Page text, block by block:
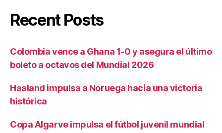
Recent Posts
Colombia vence a Ghana 1-0 y asegura el último
boleto a octavos del Mundial 2026
Haaland impulsa a Noruega hacia una victoria
histórica
Copa Algarve impulsa el fútbol juvenil mundial